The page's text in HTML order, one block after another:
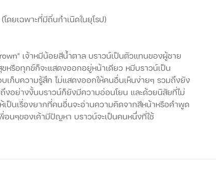
ดยเฉพาะที่มีถิ่นกำเนิดในยุโรป)
เจ้าหมีน้อยสีน้ำตาล บราวน์เป็นตัวแทนของผู้ชาย
ขหรือทุกข์ก็จะแสดงออกอยู่หน้าเดียว หมีบราวน์เป็น
เก็บความรู้สึก ไม่แสดงออกให้คนอื่นเห็นง่ายๆ รวมถึงยัง
งอย่างงั้นบราวน์ก็ยังมีความอ่อนโยน และด้วยนิสัยที่ไม่
เป็นเรื่องยากที่คนอื่นจะอ่านความคิดจากสีหน้าหรือคำพูด
พื่อนๆของเค้ามีปัญหา บราวน์จะเป็นคนหนึ่งที่ใช้